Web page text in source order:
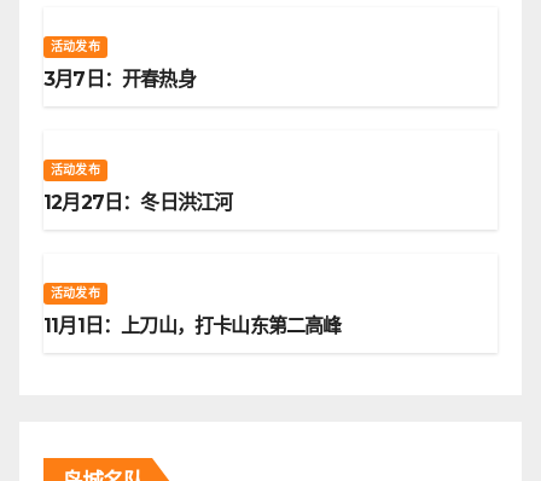
活动发布
3月7日：开春热身
活动发布
12月27日：冬日洪江河
活动发布
11月1日：上刀山，打卡山东第二高峰